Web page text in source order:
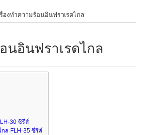
องทำความร้อนอินฟราเรดไกล
นอินฟราเรดไกล
30 ซีรีส์
ล FLH-35 ซีรีส์